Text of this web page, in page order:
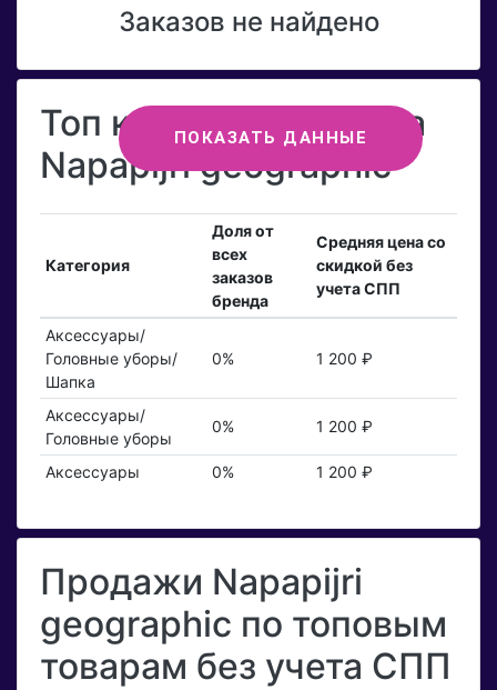
ПОКАЗАТЬ ДАННЫЕ
Заказов не найдено
Топ категорий бренда
Napapijri geographic
Категория
Доля от
всех
заказов
бренда
Средняя цена со
скидкой без
учета СПП
Аксессуары/
Головные уборы/
Шапка
0% 1 200 ₽
Аксессуары/
Головные уборы
0% 1 200 ₽
Аксессуары 0% 1 200 ₽
Продажи Napapijri
geographic по топовым
товарам без учета СПП